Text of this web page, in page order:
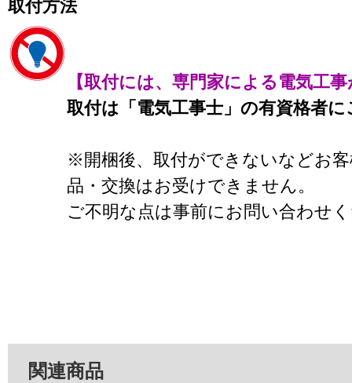
取付方法
【取付には、専門家による電気工
取付は「電気工事士」の有資格者
※開梱後、取付ができないなどお
品・交換はお受けできません。
ご不明な点は事前にお問い合わせ
関連商品